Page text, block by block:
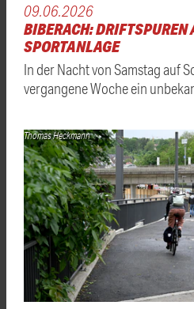
09.06.2026
BIBERACH: DRIFTSPUREN
SPORTANLAGE
In der Nacht von Samstag auf
vergangene Woche ein
Thomas Heckmann